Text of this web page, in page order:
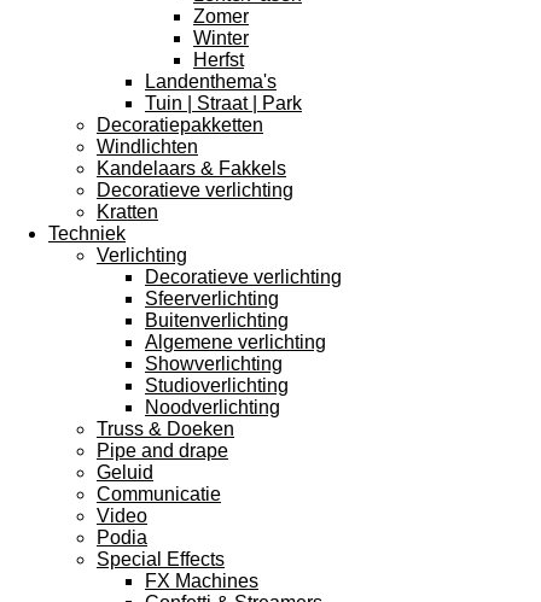
Zomer
Winter
Herfst
Landenthema's
Tuin | Straat | Park
Decoratiepakketten
Windlichten
Kandelaars & Fakkels
Decoratieve verlichting
Kratten
Techniek
Verlichting
Decoratieve verlichting
Sfeerverlichting
Buitenverlichting
Algemene verlichting
Showverlichting
Studioverlichting
Noodverlichting
Truss & Doeken
Pipe and drape
Geluid
Communicatie
Video
Podia
Special Effects
FX Machines